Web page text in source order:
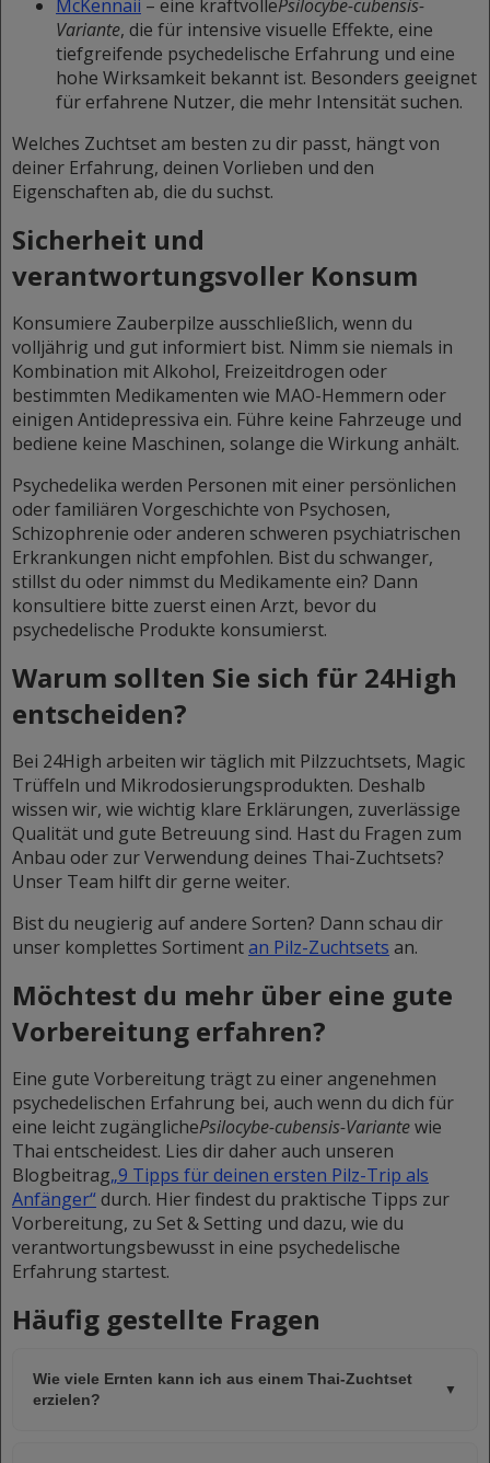
McKennaii – eine kraftvollePsilocybe-cubensis-
Variante, die für intensive visuelle Effekte, eine
tiefgreifende psychedelische Erfahrung und eine
hohe Wirksamkeit bekannt ist. Besonders geeignet
für erfahrene Nutzer, die mehr Intensität suchen.
Welches Zuchtset am besten zu dir passt, hängt von
deiner Erfahrung, deinen Vorlieben und den
Eigenschaften ab, die du suchst.
Sicherheit und
verantwortungsvoller Konsum
Konsumiere Zauberpilze ausschließlich, wenn du
volljährig und gut informiert bist. Nimm sie niemals in
Kombination mit Alkohol, Freizeitdrogen oder
bestimmten Medikamenten wie MAO-Hemmern oder
einigen Antidepressiva ein. Führe keine Fahrzeuge und
bediene keine Maschinen, solange die Wirkung anhält.
Psychedelika werden Personen mit einer persönlichen
oder familiären Vorgeschichte von Psychosen,
Schizophrenie oder anderen schweren psychiatrischen
Erkrankungen nicht empfohlen. Bist du schwanger,
stillst du oder nimmst du Medikamente ein? Dann
konsultiere bitte zuerst einen Arzt, bevor du
psychedelische Produkte konsumierst.
Warum sollten Sie sich für 24High
entscheiden?
Bei 24High arbeiten wir täglich mit Pilzzuchtsets, Magic
Trüffeln und Mikrodosierungsprodukten. Deshalb
wissen wir, wie wichtig klare Erklärungen, zuverlässige
Qualität und gute Betreuung sind. Hast du Fragen zum
Anbau oder zur Verwendung deines Thai-Zuchtsets?
Unser Team hilft dir gerne weiter.
Bist du neugierig auf andere Sorten? Dann schau dir
unser komplettes Sortimentan Pilz-Zuchtsets an.
Möchtest du mehr über eine gute
Vorbereitung erfahren?
Eine gute Vorbereitung trägt zu einer angenehmen
psychedelischen Erfahrung bei, auch wenn du dich für
eine leicht zugänglichePsilocybe-cubensis-Variantewie
Thai entscheidest. Lies dir daher auch unseren
Blogbeitrag„9 Tipps für deinen ersten Pilz-Trip als
Anfänger“durch. Hier findest du praktische Tipps zur
Vorbereitung, zu Set & Setting und dazu, wie du
verantwortungsbewusst in eine psychedelische
Erfahrung startest.
Häufig gestellte Fragen
Wie viele Ernten kann ich aus einem Thai-Zuchtset
erzielen?
▼